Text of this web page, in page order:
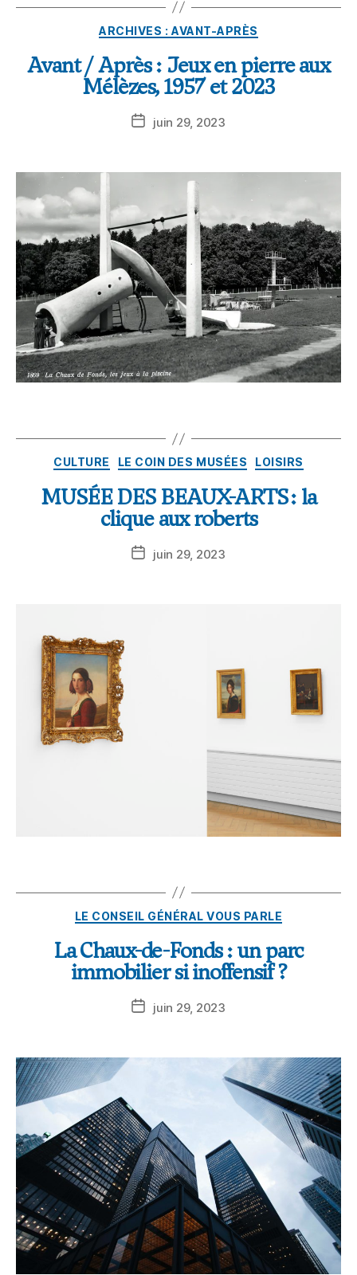
ARCHIVES : AVANT-APRÈS
Avant / Après : Jeux en pierre aux
Mélèzes, 1957 et 2023
juin 29, 2023
CULTURE LE COIN DES MUSÉES LOISIRS
MUSÉE DES BEAUX-ARTS : la
clique aux roberts
juin 29, 2023
LE CONSEIL GÉNÉRAL VOUS PARLE
La Chaux-de-Fonds : un parc
immobilier si inoffensif ?
juin 29, 2023